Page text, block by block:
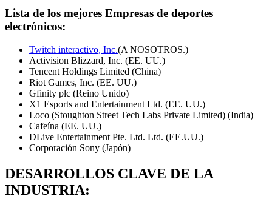
Lista de los mejores Empresas de deportes
electrónicos:
Twitch interactivo, Inc.(A NOSOTROS.)
Activision Blizzard, Inc. (EE. UU.)
Tencent Holdings Limited (China)
Riot Games, Inc. (EE. UU.)
Gfinity plc (Reino Unido)
X1 Esports and Entertainment Ltd. (EE. UU.)
Loco (Stoughton Street Tech Labs Private Limited) (India)
Cafeína (EE. UU.)
DLive Entertainment Pte. Ltd. Ltd. (EE.UU.)
Corporación Sony (Japón)
DESARROLLOS CLAVE DE LA
INDUSTRIA: